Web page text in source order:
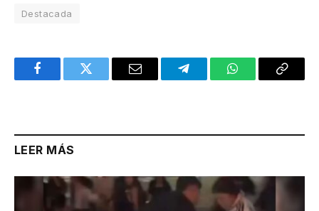
Destacada
FacebookTwitter Email TelegramWhatsAppCopy
LEER MÁS